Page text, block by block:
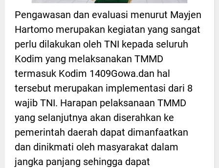
Pengawasan dan evaluasi menurut Mayjen
Hartomo merupakan kegiatan yang sangat
perlu dilakukan oleh TNI kepada seluruh
Kodim yang melaksanakan TMMD
termasuk Kodim 1409Gowa.dan hal
tersebut merupakan implementasi dari 8
wajib TNI. Harapan pelaksanaan TMMD
yang selanjutnya akan diserahkan ke
pemerintah daerah dapat dimanfaatkan
dan dinikmati oleh masyarakat dalam
jangka panjang sehingga dapat